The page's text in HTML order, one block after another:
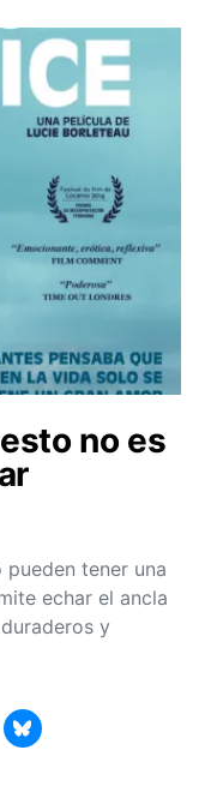
no es
tener una
echar el ancla
y